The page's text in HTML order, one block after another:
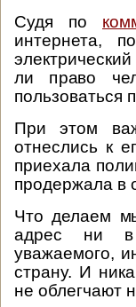
Судя по
интернета,
ли право
пользоваться
При этом
отнеслись к
приехала
продержала в
Что делаем
адрес ни в
уважаемого,
страну. И
не облегчают